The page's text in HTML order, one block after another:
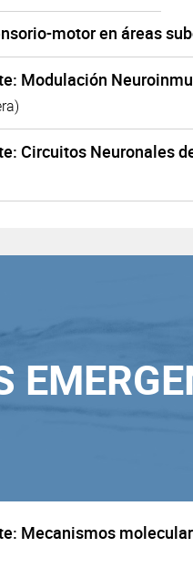
motor en áreas
Modulación
Circuitos Neuronales
Mecanismos